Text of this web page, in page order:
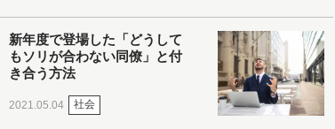
新年度で登場した「どうして
もソリが合わない同僚」と付
き合う方法
2021.05.04 社会